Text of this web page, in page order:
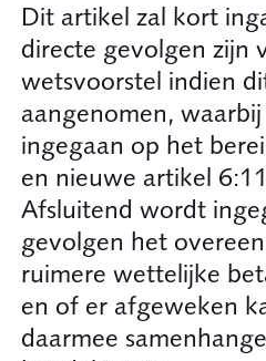
Dit artikel zal kort
directe gevolgen zijn
wetsvoorstel indien
aangenomen,
ingegaan op het
en nieuwe artikel
Afsluitend wordt
gevolgen het
ruimere wettelijke
en of er afgeweken
daarmee